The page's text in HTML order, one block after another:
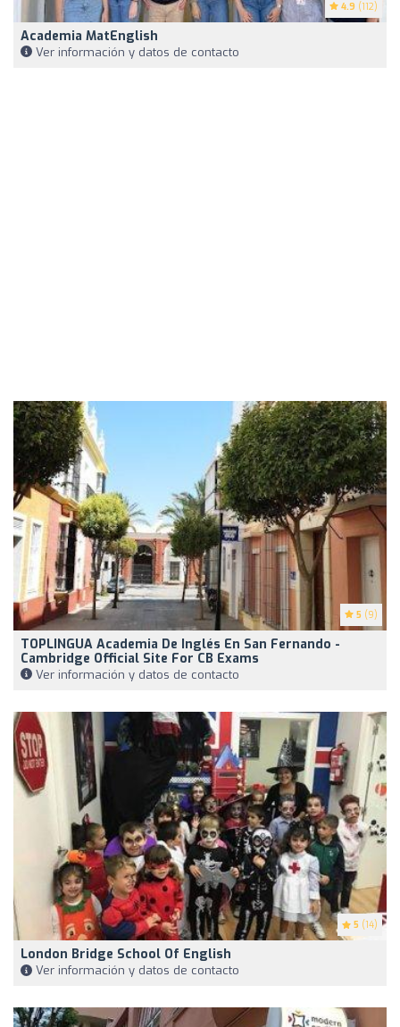
4.9 (112)
Academia MatEnglish
Ver información y datos de contacto
5 (9)
TOPLINGUA Academia De Inglés En San Fernando -
Cambridge Official Site For CB Exams
Ver información y datos de contacto
5 (14)
London Bridge School Of English
Ver información y datos de contacto